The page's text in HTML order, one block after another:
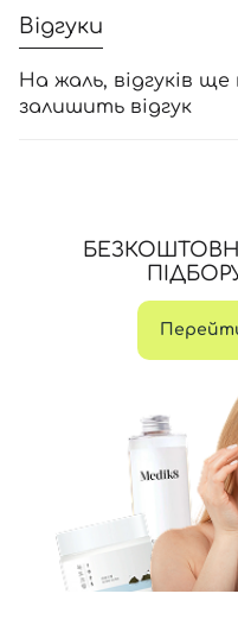
Відгуки
На жаль, відгуків
залишить відгук